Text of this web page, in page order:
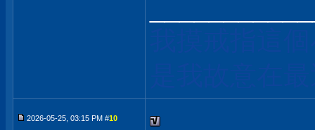
2026-05-25, 03:15 PM #10